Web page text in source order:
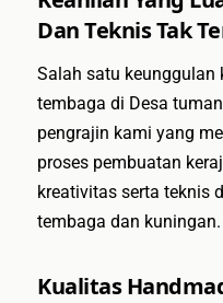
Dan Teknis Tak
Salah satu keunggulan
tembaga di Desa
pengrajin kami yang
proses pembuatan
kreativitas serta teknis
tembaga dan kuningan.
Kualitas